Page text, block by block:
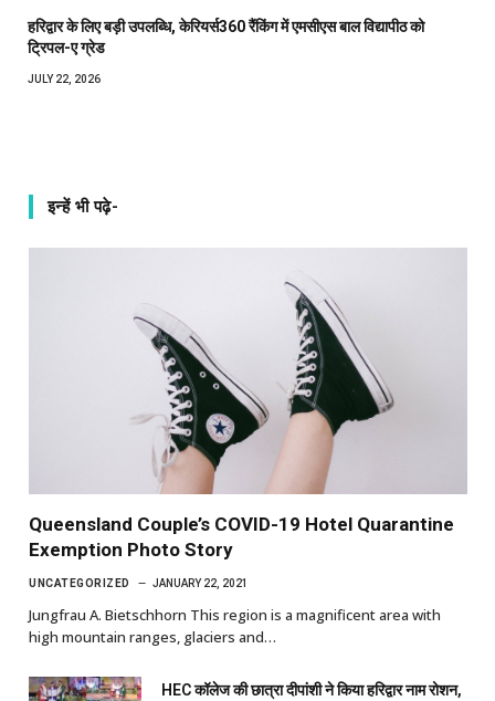
हरिद्वार के लिए बड़ी उपलब्धि, केरियर्स360 रैंकिंग में एमसीएस बाल विद्यापीठ को
ट्रिपल-ए ग्रेड
JULY 22, 2026
इन्हें भी पढ़े-
Queensland Couple’s COVID-19 Hotel Quarantine
Exemption Photo Story
UNCATEGORIZED JANUARY 22, 2021
Jungfrau A. Bietschhorn This region is a magnificent area with
high mountain ranges, glaciers and…
HEC कॉलेज की छात्रा दीपांशी ने किया हरिद्वार नाम रोशन,